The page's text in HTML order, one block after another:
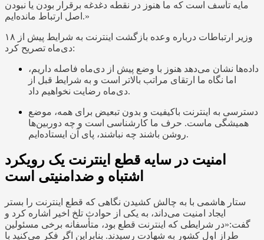
مایه تأسف است که ما هنوز در نقطه دغدغه برقرار بودن یا نبودن
اصل ارتباط مانده‌ایم.»
وزیر ارتباطات درباره وعده بازگشت اینترنت به شرایط پیش از ۱۸
دی‌ماه تصریح کرد:
داده‌ها نشان می‌دهد هنوز با وضع پیش از دی‌ماه فاصله داریم،
اما نگاه ما ارتقای مراتب بالاتر است و به شرایط قبل از
دی‌ماه رضایت نخواهیم داد.
دسترسی به اینترنت باکیفیت و بدون تبعیض برای همه، موضع
همیشگی ماست. حرف ما کارشناسی است و چه دوربین‌ها
روشن باشند چه نباشند، پای آن ایستاده‌ایم.
امنیت در سایه قطع اینترنت یک رویکرد
اشتباه و ضدامنیتی است
ستار هاشمی با به چالش کشیدن نگاهی که قطع اینترنت را بستر
ایجاد امنیت می‌داند، به یکی از حوادث تلخ اخیر اشاره کرد و
گفت:«در شرایطی که اینترنت قطع بود، متأسفانه برخی مسئولین
طراز اول کشور به شهادت رسیدند. بنابراین اگر فکر می‌کنید با